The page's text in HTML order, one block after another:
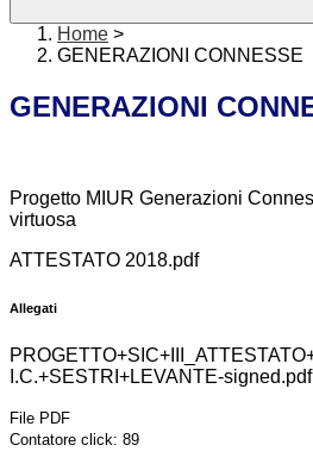
Home >
GENERAZIONI CONNESSE
GENERAZIONI
Progetto MIUR Generazioni
virtuosa
ATTESTATO 2018.pdf
Allegati
I.C.+SESTRI+LEVANTE-signed.pdf
File PDF
Contatore click: 89